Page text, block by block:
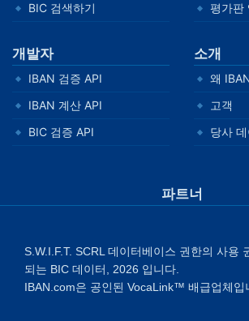
BIC 검색하기
평가판
개발자
IBAN 검증 API
IBAN 계산 API
BIC 검증 API
소개
왜
고객
당사
파트너
S.W.I.F.T. SCRL 데이터베이스 권한의 사용
되는 BIC 데이터, 2026 입니다.
IBAN.com은 공인된 VocaLink™ 배급업체입